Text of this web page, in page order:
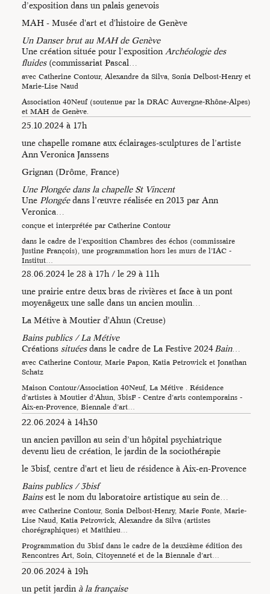
Photo : Catherine Contour
Photo Niels Najean-
Contour
Photos : Catherine
d’exposition dans un palais genevois
MAH - Musée d'art et d'histoire de Genève
Un Danser brut au MAH de Genève
Une création située pour l’exposition Archéologie des
fluides(commissariat Pascal…
avec Catherine Contour, Alexandre da Silva, Sonia Delbost-Henry et
Marie-Lise Naud
Association 40Neuf (soutenue par la DRAC Auvergne-Rhône-Alpes)
et MAH de Genève.
Photos Fred Boissonnat /
Mathieu Bouvier -
Contour
25.10.2024 à 17h
une chapelle romane aux éclairages-sculptures de l’artiste
Ann Veronica Janssens
Grignan (Drôme, France)
Une Plongée dans la chapelle St Vincent
Une Plongéedans l’œuvre réalisée en 2013 par Ann
Veronica…
conçue et interprétée par Catherine Contour
dans le cadre de l’exposition Chambres des échos (commissaire
Justine François), une programmation hors les murs de l’IAC -
Institut…
Une Plongée dans la
chapelle St Vincent de
Grignan_Photo Catherine
Contour
28.06.2024 le 28 à 17h / le 29 à 11h
une prairie entre deux bras de rivières et face à un pont
moyenâgeux une salle dans un ancien moulin…
La Métive à Moutier d'Ahun (Creuse)
Bains publics / La Métive
Créations situéesdans le cadre de La Festive 2024 Bain…
avec Catherine Contour, Marie Papon, Katia Petrowick et Jonathan
Schatz
Maison Contour/Association 40Neuf, La Métive . Résidence
d’artistes à Moutier d’Ahun, 3bisF - Centre d’arts contemporains -
Aix-en-Provence, Biennale d’art…
22.06.2024 à 14h30
un ancien pavillon au sein d’un hôpital psychiatrique
devenu lieu de création, le jardin de la sociothérapie
le 3bisf, centre d'art et lieu de résidence à Aix-en-Provence
Bains publics / 3bisf
Bainsest le nom du laboratoire artistique au sein de…
avec Catherine Contour, Sonia Delbost-Henry, Marie Fonte, Marie-
Lise Naud, Katia Petrowick, Alexandre da Silva (artistes
chorégraphiques) et Matthieu…
Programmation du 3bisf dans le cadre de la deuxième édition des
Rencontres Art, Soin, Citoyenneté et de la Biennale d’art…
20.06.2024 à 19h
un petit jardin à la française